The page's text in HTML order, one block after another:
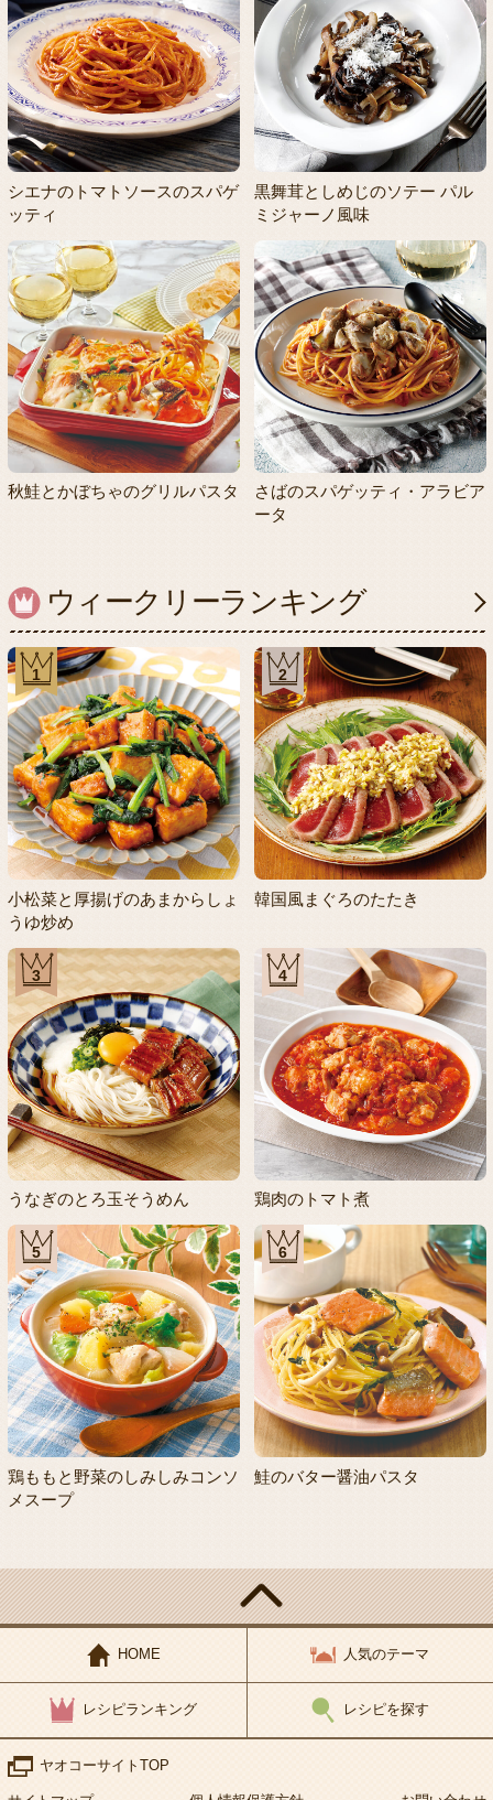
シエナのトマトソースのスパゲ
ッティ
黒舞茸としめじのソテー パル
ミジャーノ風味
秋鮭とかぼちゃのグリルパスタ
さばのスパゲッティ・アラビア
ータ
ウィークリーランキング
1
小松菜と厚揚げのあまからしょ
うゆ炒め
2
韓国風まぐろのたたき
3
うなぎのとろ玉そうめん
4
鶏肉のトマト煮
5
鶏ももと野菜のしみしみコンソ
メスープ
6
鮭のバター醤油パスタ
HOME 人気のテーマ
レシピランキング レシピを探す
ヤオコーサイトTOP